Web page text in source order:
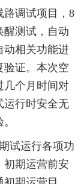
调试项目，8
醒测试，自动
动相关功能进
验证。本次空
几个月时间对
运行时安全无
试运行各项功
初期运营前安